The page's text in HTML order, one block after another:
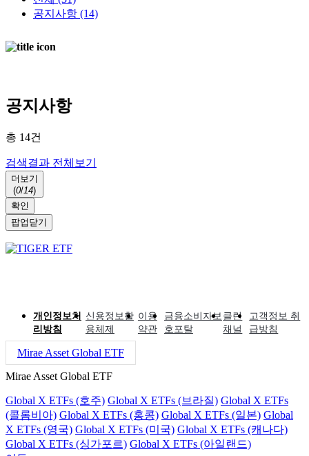
공지사항 (14)
공지사항
총 14건
검색결과 전체보기
더보기
(0/14)
확인
팝업닫기
개인정보처
리방침
신용정보활
용체제
이용
약관
금융소비자보
호포탈
클린
채널
고객정보 취
급방침
Mirae Asset Global ETF
Mirae Asset Global ETF
Global X ETFs (호주) Global X ETFs (브라질) Global X ETFs
(콜롬비아) Global X ETFs (홍콩) Global X ETFs (일본) Global
X ETFs (영국) Global X ETFs (미국) Global X ETFs (캐나다)
Global X ETFs (싱가포르) Global X ETFs (아일랜드)